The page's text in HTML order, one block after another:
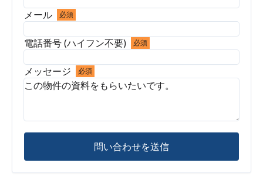
メール 必須
電話番号 (ハイフン不要) 必須
メッセージ 必須
問い合わせを送信